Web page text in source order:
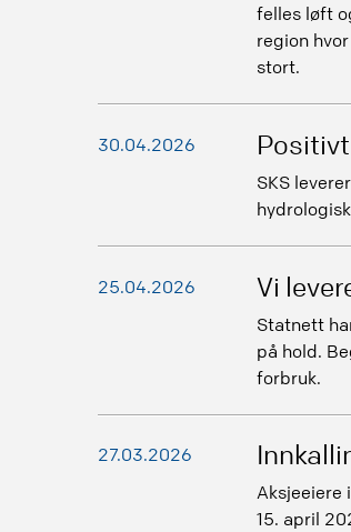
felles løft
region
stort.
30.04.2026
SKS
25.04.2026 Vi
Statnett
på hold.
forbruk.
27.03.2026
Aksjeeiere
15. april